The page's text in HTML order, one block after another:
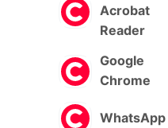
Acrobat
Reader
Google
Chrome
WhatsApp